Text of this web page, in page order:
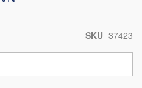
SKU 37423